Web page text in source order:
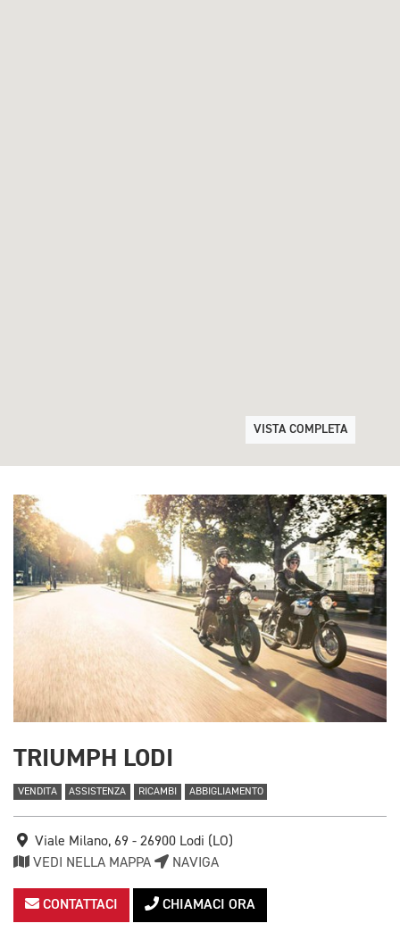
VISTA COMPLETA
TRIUMPH LODI
VENDITA ASSISTENZA RICAMBI ABBIGLIAMENTO
Viale Milano, 69 - 26900 Lodi (LO)
VEDI NELLA MAPPA
NAVIGA
CONTATTACI CHIAMACI ORA